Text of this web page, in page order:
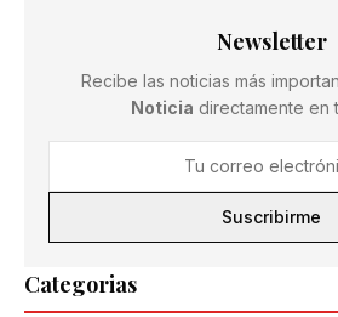
Categorias
Newsletter
Recibe las noticias más
Noticia directamente en
Suscribirme